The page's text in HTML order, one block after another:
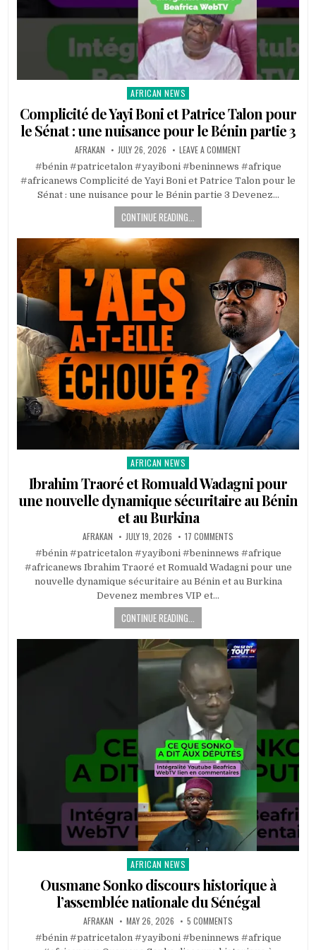
Posted
in
AFRICAN NEWS
Complicité de Yayi Boni et Patrice Talon pour
le Sénat : une nuisance pour le Bénin partie 3
AFRAKAN JULY 26, 2026 LEAVE A COMMENT
#bénin #patricetalon #yayiboni #beninnews #afrique
#africanews Complicité de Yayi Boni et Patrice Talon pour le
Sénat : une nuisance pour le Bénin partie 3 Devenez…
CONTINUE READING...
Posted
AFRICAN NEWS
Ibrahim Traoré et Romuald Wadagni pour
une nouvelle dynamique sécuritaire au Bénin
et au Burkina
AFRAKAN JULY 19, 2026 17 COMMENTS
#bénin #patricetalon #yayiboni #beninnews #afrique
#africanews Ibrahim Traoré et Romuald Wadagni pour une
nouvelle dynamique sécuritaire au Bénin et au Burkina
Devenez membres VIP et…
CONTINUE READING...
Posted
in
AFRICAN NEWS
Ousmane Sonko discours historique à
l’assemblée nationale du Sénégal
AFRAKAN MAY 26, 2026 5 COMMENTS
#bénin #patricetalon #yayiboni #beninnews #afrique